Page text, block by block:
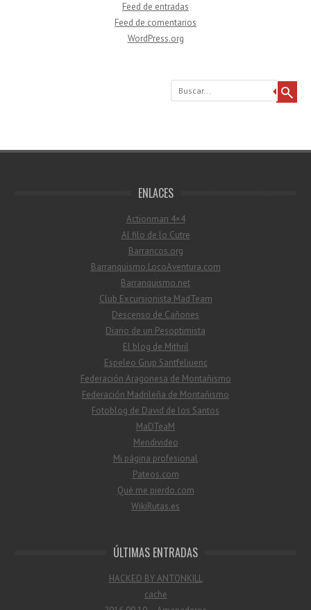
Feed de entradas
Feed de comentarios
WordPress.org
Buscar
ENLACES
Actionman 4×4
Al filo de lo Cutre
Barrancos.org
Barranquismo.LocoAventura.com
Barranquismo.net
Club Excursionista MadTeam
Descenso de Cañones
Diario de un Pesoptimista
El blog de Mithril
Espeleo Grup Santfeliuenc
Federación Aragonesa de Montañismo
Federación Madrileña de Montañismo
Fotoblog de David de los Santos
MaDTeaM
Mendivideo
Mi página profesional
Pateos.com
Qué me pierdo.com
WikiRutas.es
ÚLTIMAS ENTRADAS
HACKED BY ANTONKILL
cache